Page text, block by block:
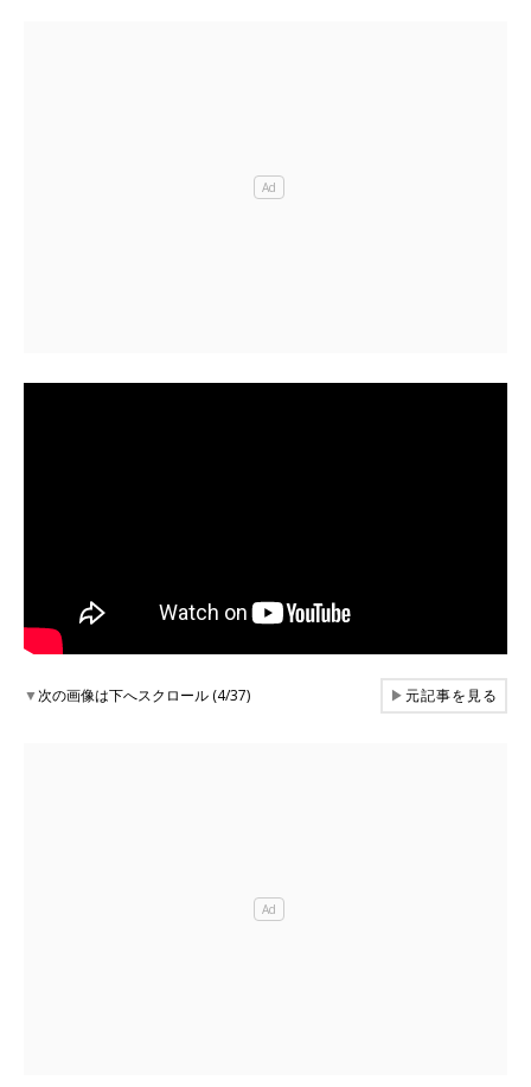
▼次の画像は下へスクロール (4/37) ▶元記事を見る